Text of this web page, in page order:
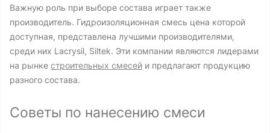
Важную роль при выборе состава играет также
производитель. Гидроизоляционная смесь цена которой
доступная, представлена лучшими производителями,
среди них Lacrysil, Siltek. Эти компании являются лидерами
на рынке строительных смесей и предлагают продукцию
разного состава.
Советы по нанесению смеси